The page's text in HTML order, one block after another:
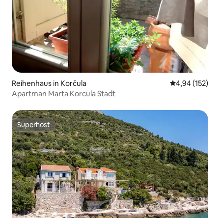
Reihenhaus in Korčula
4,94 (152)
Apartman Marta Korcula Stadt
Superhost
Superhost